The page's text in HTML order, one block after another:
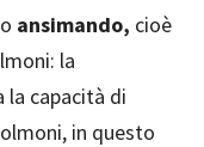
ansimando, cioè
la
la capacità di
in questo